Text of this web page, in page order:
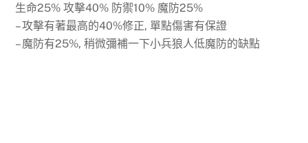
生命25% 攻擊40% 防禦10% 魔防25%
– 攻擊有著最高的40%修正, 單點傷害有保證
– 魔防有25%, 稍微彌補一下小兵狼人低魔防的缺點